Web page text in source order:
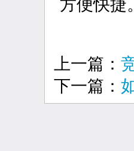
方便快捷
上一篇：
下一篇：